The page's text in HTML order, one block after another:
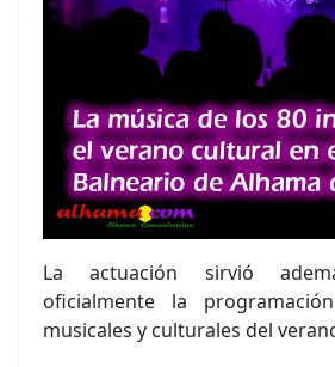
La actuación sirvió
oficialmente la
musicales y culturales del